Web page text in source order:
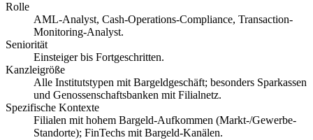
Rolle
AML-Analyst, Cash-Operations-Compliance, Transaction-
Monitoring-Analyst.
Seniorität
Einsteiger bis Fortgeschritten.
Kanzleigröße
Alle Institutstypen mit Bargeldgeschäft; besonders Sparkassen
und Genossenschaftsbanken mit Filialnetz.
Spezifische Kontexte
Filialen mit hohem Bargeld-Aufkommen (Markt-/Gewerbe-
Standorte); FinTechs mit Bargeld-Kanälen.